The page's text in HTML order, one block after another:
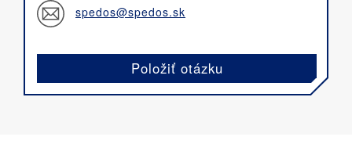
spedos@spedos.sk
Položiť otázku